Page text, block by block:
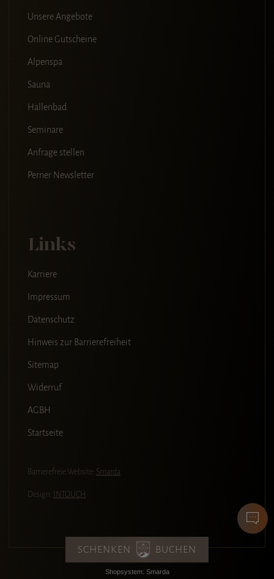
Unsere Angebote
Online Gutscheine
Alpenspa
Sauna
Hallenbad
Seminare
Anfrage stellen
Perner Newsletter
Links
Karriere
Impressum
Datenschutz
Hinweis zur Barrierefreiheit
Sitemap
Widerruf
AGBH
Startseite
Barrierefreie Website: Smarda
Design: INTOUCH
Shopsystem: Smarda
SCHENKEN BUCHEN